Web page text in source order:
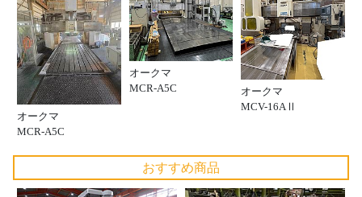
オークマ
MCR-A5C
オークマ
MCR-A5C
オークマ
MCV-16AⅡ
おすすめ商品